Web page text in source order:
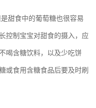
甜食中的葡萄糖也很容易
控制宝宝对甜食的摄入，应
喝含糖饮料，以及少吃饼
或食用含糖食品后要及时刷